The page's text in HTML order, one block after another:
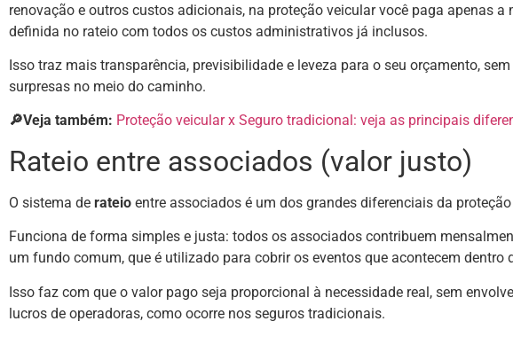
renovação e outros custos adicionais, na proteção veicular você paga apenas a
definida no rateio com todos os custos administrativos já inclusos.
Isso traz mais transparência, previsibilidade e leveza para o seu orçamento,
surpresas no meio do caminho.
🔎Veja também: Proteção veicular x Seguro tradicional: veja as principais
Rateio entre associados (valor justo)
O sistema de rateio entre associados é um dos grandes diferenciais da
Funciona de forma simples e justa: todos os associados contribuem
um fundo comum, que é utilizado para cobrir os eventos que acontecem dentro
Isso faz com que o valor pago seja proporcional à necessidade real, sem
lucros de operadoras, como ocorre nos seguros tradicionais.